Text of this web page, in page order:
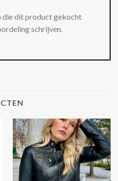
die dit product gekocht
schrijven.